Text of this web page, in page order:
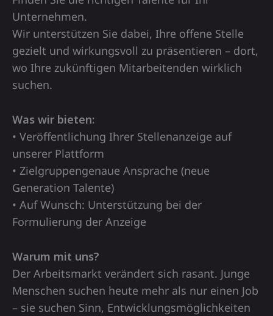
Unternehmen.
Wir unterstützen Sie dabei, Ihre offene Stelle
gezielt und wirkungsvoll zu präsentieren – dort,
wo Ihre zukünftigen Mitarbeitenden wirklich
suchen.
Was wir bieten:
• Veröffentlichung Ihrer Stellenanzeige auf
unserer Plattform
• Zielgruppengenaue Ansprache (neue
Generation Talente)
• Auf Wunsch: Unterstützung bei der
Formulierung der Anzeige
Warum mit uns?
Der Arbeitsmarkt verändert sich rasant. Junge
Menschen suchen heute mehr als nur einen Job
– sie suchen Sinn, Entwicklungsmöglichkeiten